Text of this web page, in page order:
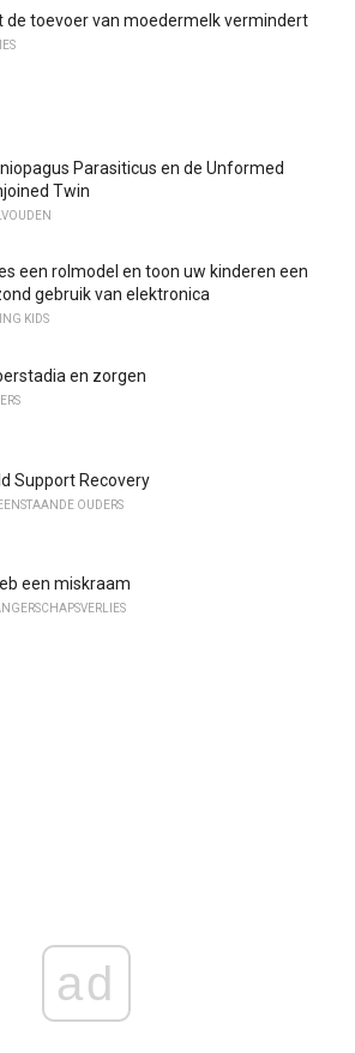
de toevoer van moedermelk vermindert
Parasiticus en de Unformed
Twin
een rolmodel en toon uw kinderen een
gebruik van elektronica
KIDS
en zorgen
Support Recovery
OUDERS
een miskraam
ad